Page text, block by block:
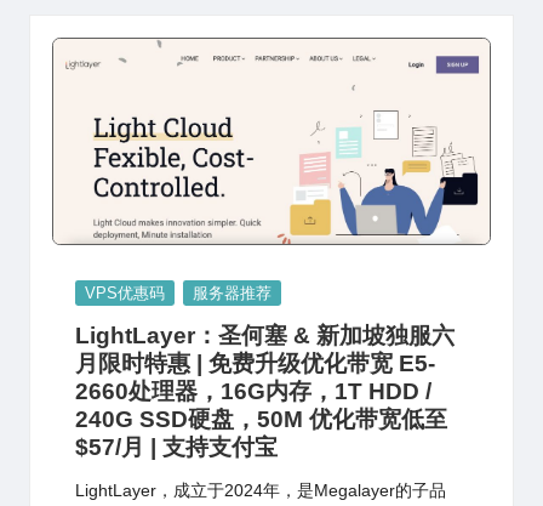
Posted
VPS优惠码 服务器推荐
LightLayer：圣何塞 & 新加坡独服六
月限时特惠 | 免费升级优化带宽 E5-
2660处理器，16G内存，1T HDD /
240G SSD硬盘，50M 优化带宽低至
$57/月 | 支持支付宝
LightLayer，成立于2024年，是Megalayer的子品